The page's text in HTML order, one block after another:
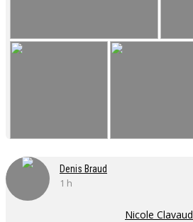
Denis Braud
1 h
Nicole Clavaud